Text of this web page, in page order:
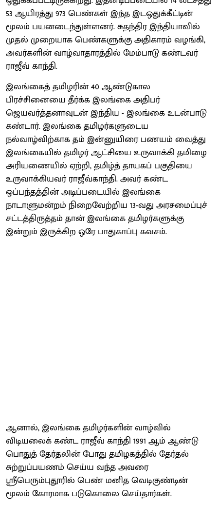
53 ஆயிரத்து 973 பெண்கள் இந்த இடஒதுக்கீட்டின்
மூலம் பயனடைந்துள்ளனர். சுதந்திர இந்தியாவில்
முதல் முறையாக பெண்களுக்கு அதிகாரம் வழங்கி,
அவர்களின் வாழ்வாதாரத்தில் மேம்பாடு கண்டவர்
ராஜீவ் காந்தி.
இலங்கைத் தமிழரின் 40 ஆண்டுகால
பிரச்சினையை தீர்க்க இலங்கை அதிபர்
ஜெயவர்த்தனாவுடன் இந்திய - இலங்கை உடன்பாடு
கண்டார். இலங்கை தமிழர்களுடைய
நல்வாழ்விற்காக தம் இன்னுயிரை பணயம் வைத்து
இலங்கையில் தமிழர் ஆட்சியை உருவாக்கி தமிழை
அரியணையில் ஏற்றி, தமிழ்த் தாயகப் பகுதியை
உருவாக்கியவர் ராஜீவ்காந்தி. அவர் கண்ட
ஒப்பந்தத்தின் அடிப்படையில் இலங்கை
நாடாளுமன்றம் நிறைவேற்றிய 13-வது அரசமைப்புச்
சட்டத்திருத்தம் தான் இலங்கை தமிழர்களுக்கு
இன்றும் இருக்கிற ஒரே பாதுகாப்பு கவசம்.
ஆனால், இலங்கை தமிழர்களின் வாழ்வில்
விடியலைக் கண்ட ராஜீவ் காந்தி 1991 ஆம் ஆண்டு
பொதுத் தேர்தலின் போது தமிழகத்தில் தேர்தல்
சுற்றுப்பயணம் செய்ய வந்த அவரை
ஸ்ரீபெரும்புதூரில் பெண் மனித வெடிகுண்டின்
மூலம் கோரமாக படுகொலை செய்தார்கள்.